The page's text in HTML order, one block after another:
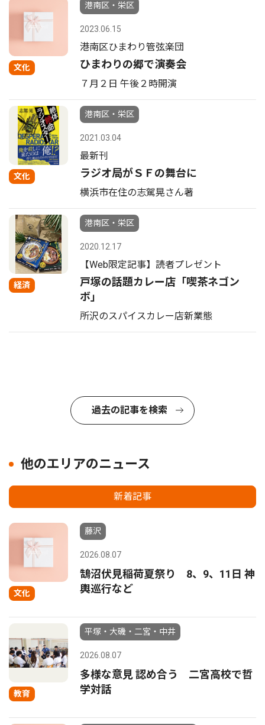
文化
港南区・栄区
2023.06.15
港南区ひまわり管弦楽団
ひまわりの郷で演奏会
７月２日 午後２時開演
文化
港南区・栄区
2021.03.04
最新刊
ラジオ局がＳＦの舞台に
横浜市在住の志駕晃さん著
経済
港南区・栄区
2020.12.17
【Web限定記事】読者プレゼント
戸塚の話題カレー店「喫茶ネゴン
ボ」
所沢のスパイスカレー店新業態
過去の記事を検索
他のエリアのニュース
新着記事
文化
藤沢
2026.08.07
鵠沼伏見稲荷夏祭り 8、9、11日 神
輿巡行など
教育
平塚・大磯・二宮・中井
2026.08.07
多様な意見 認め合う 二宮高校で哲
学対話